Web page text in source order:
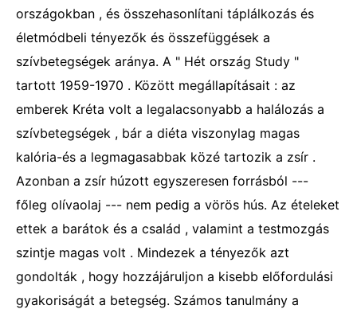
országokban , és összehasonlítani táplálkozás és
életmódbeli tényezők és összefüggések a
szívbetegségek aránya. A " Hét ország Study "
tartott 1959-1970 . Között megállapításait : az
emberek Kréta volt a legalacsonyabb a halálozás a
szívbetegségek , bár a diéta viszonylag magas
kalória-és a legmagasabbak közé tartozik a zsír .
Azonban a zsír húzott egyszeresen forrásból ---
főleg olívaolaj --- nem pedig a vörös hús. Az ételeket
ettek a barátok és a család , valamint a testmozgás
szintje magas volt . Mindezek a tényezők azt
gondolták , hogy hozzájáruljon a kisebb előfordulási
gyakoriságát a betegség. Számos tanulmány a